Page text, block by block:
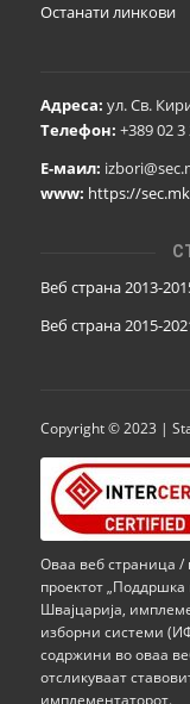
Останати линкови
Адреса: ул. Св.
Телефон: +389 02 3
Е-маил:
www: https://sec.mk
Веб страна 2013-
Веб страна 2015-
Copyright © 2023 |
Оваа веб страница /
проектот
Швајцарија,
изборни системи
содржини во оваа
отсликуваат